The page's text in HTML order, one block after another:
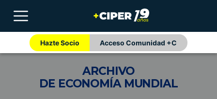
Hazte Socio Acceso Comunidad +C
ARCHIVO
DE ECONOMÍA MUNDIAL